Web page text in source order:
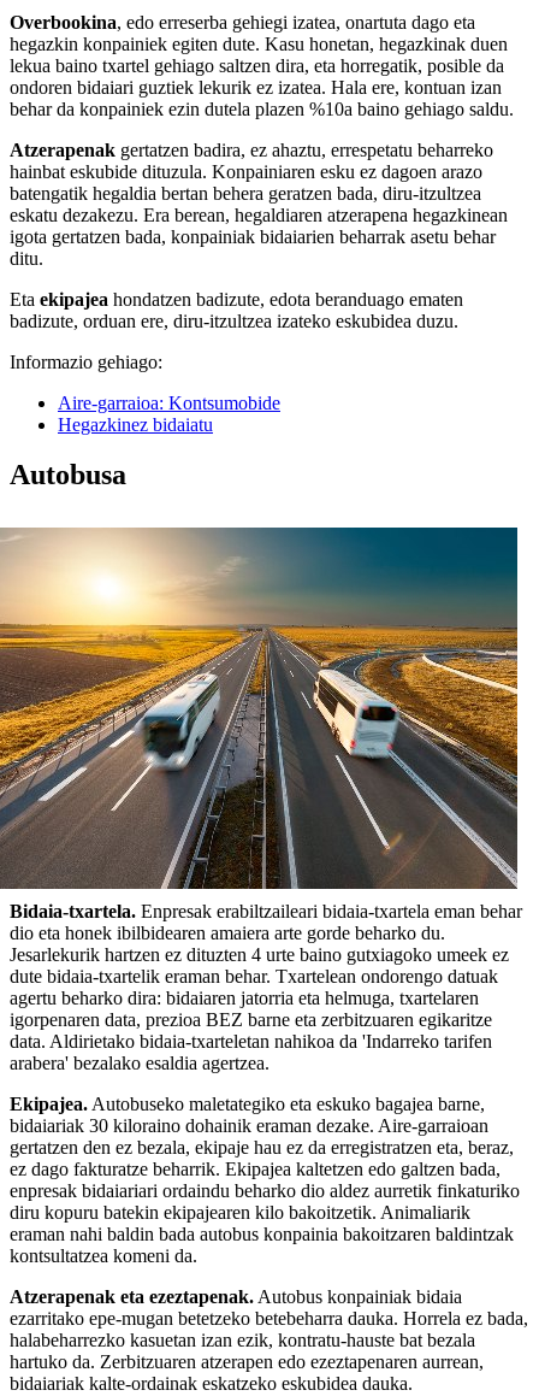
Overbookina, edo erreserba gehiegi izatea, onartuta dago eta
hegazkin konpainiek egiten dute. Kasu honetan, hegazkinak duen
lekua baino txartel gehiago saltzen dira, eta horregatik, posible da
ondoren bidaiari guztiek lekurik ez izatea. Hala ere, kontuan izan
behar da konpainiek ezin dutela plazen %10a baino gehiago saldu.
Atzerapenak gertatzen badira, ez ahaztu, errespetatu beharreko
hainbat eskubide dituzula. Konpainiaren esku ez dagoen arazo
batengatik hegaldia bertan behera geratzen bada, diru-itzultzea
eskatu dezakezu. Era berean, hegaldiaren atzerapena hegazkinean
igota gertatzen bada, konpainiak bidaiarien beharrak asetu behar
ditu.
Eta ekipajea hondatzen badizute, edota beranduago ematen
badizute, orduan ere, diru-itzultzea izateko eskubidea duzu.
Informazio gehiago:
Aire-garraioa: Kontsumobide
Hegazkinez bidaiatu
Autobusa
Bidaia-txartela. Enpresak erabiltzaileari bidaia-txartela eman behar
dio eta honek ibilbidearen amaiera arte gorde beharko du.
Jesarlekurik hartzen ez dituzten 4 urte baino gutxiagoko umeek ez
dute bidaia-txartelik eraman behar. Txartelean ondorengo datuak
agertu beharko dira: bidaiaren jatorria eta helmuga, txartelaren
igorpenaren data, prezioa BEZ barne eta zerbitzuaren egikaritze
data. Aldirietako bidaia-txarteletan nahikoa da 'Indarreko tarifen
arabera' bezalako esaldia agertzea.
Ekipajea. Autobuseko maletategiko eta eskuko bagajea barne,
bidaiariak 30 kiloraino dohainik eraman dezake. Aire-garraioan
gertatzen den ez bezala, ekipaje hau ez da erregistratzen eta, beraz,
ez dago fakturatze beharrik. Ekipajea kaltetzen edo galtzen bada,
enpresak bidaiariari ordaindu beharko dio aldez aurretik finkaturiko
diru kopuru batekin ekipajearen kilo bakoitzetik. Animaliarik
eraman nahi baldin bada autobus konpainia bakoitzaren baldintzak
kontsultatzea komeni da.
Atzerapenak eta ezeztapenak. Autobus konpainiak bidaia
ezarritako epe-mugan betetzeko betebeharra dauka. Horrela ez bada,
halabeharrezko kasuetan izan ezik, kontratu-hauste bat bezala
hartuko da. Zerbitzuaren atzerapen edo ezeztapenaren aurrean,
bidaiariak kalte-ordainak eskatzeko eskubidea dauka.